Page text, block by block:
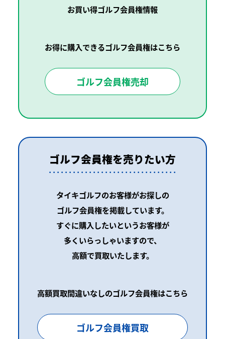
お買い得ゴルフ会員権情報
お得に購入できるゴルフ会員権はこちら
ゴルフ会員権売却
ゴルフ会員権を売りたい方
タイキゴルフのお客様がお探しの
ゴルフ会員権を掲載しています。
すぐに購入したいというお客様が
多くいらっしゃいますので、
高額で買取いたします。
高額買取間違いなしのゴルフ会員権はこちら
ゴルフ会員権買取